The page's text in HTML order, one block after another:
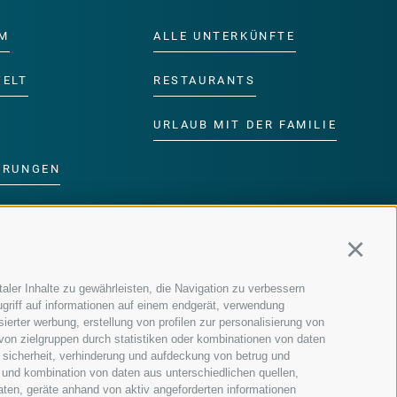
Inhalte zu gewährleisten, die Navigation zu verbessern
auf informationen auf einem endgerät, verwendung
werbung, erstellung von profilen zur personalisierung von
zielgruppen durch statistiken oder kombinationen von daten
verhinderung und aufdeckung von betrug und
kombination von daten aus unterschiedlichen quellen,
geräte anhand von aktiv angeforderten informationen
ALLE UNTERKÜNFTE
RESTAURANTS
URLAUB MIT DER FAMILIE